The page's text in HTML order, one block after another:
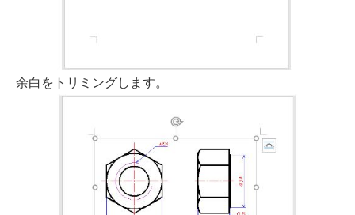
余白をトリミングします。